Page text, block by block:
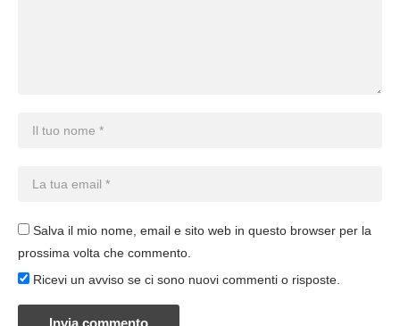
Salva il mio nome, email e sito web in questo browser per la
prossima volta che commento.
Ricevi un avviso se ci sono nuovi commenti o risposte.